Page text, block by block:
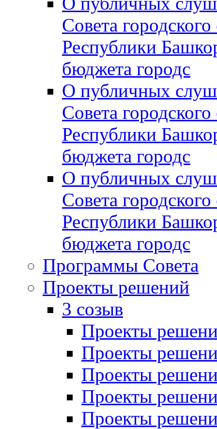
Совета
Республики
бюджета городс
О публичных
Совета
Республики
бюджета городс
О публичных
Совета
Республики
бюджета городс
Программы Совета
Проекты решений
3 созыв
Проекты
Проекты
Проекты
Проекты
Проекты